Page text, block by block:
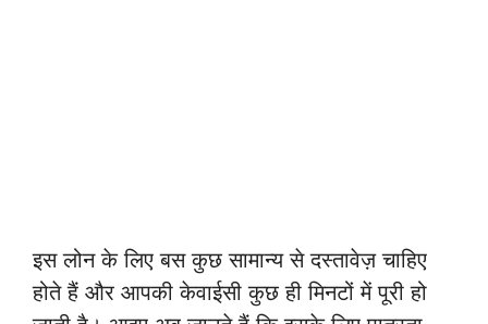
इस लोन के लिए बस कुछ सामान्य से दस्तावेज़ चाहिए
होते हैं और आपकी केवाईसी कुछ ही मिनटों में पूरी हो